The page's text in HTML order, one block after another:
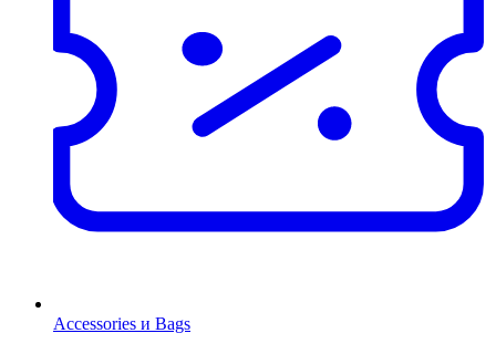
Accessories и Bags